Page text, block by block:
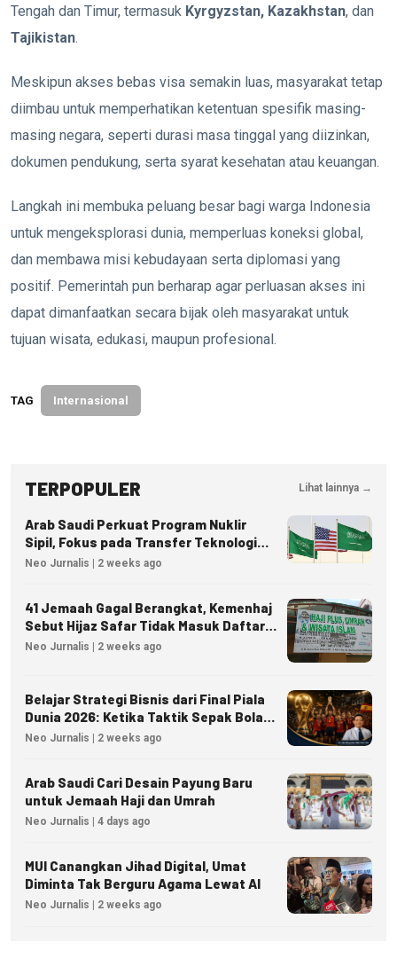
Tengah dan Timur, termasuk Kyrgyzstan, Kazakhstan, dan
Tajikistan.
Meskipun akses bebas visa semakin luas, masyarakat tetap
diimbau untuk memperhatikan ketentuan spesifik masing-
masing negara, seperti durasi masa tinggal yang diizinkan,
dokumen pendukung, serta syarat kesehatan atau keuangan.
Langkah ini membuka peluang besar bagi warga Indonesia
untuk mengeksplorasi dunia, memperluas koneksi global,
dan membawa misi kebudayaan serta diplomasi yang
positif. Pemerintah pun berharap agar perluasan akses ini
dapat dimanfaatkan secara bijak oleh masyarakat untuk
tujuan wisata, edukasi, maupun profesional.
TAG Internasional
TERPOPULER Lihat lainnya →
Arab Saudi Perkuat Program Nuklir
Sipil, Fokus pada Transfer Teknologi
dan Kedaulatan Energi
Neo Jurnalis | 2 weeks ago
41 Jemaah Gagal Berangkat, Kemenhaj
Sebut Hijaz Safar Tidak Masuk Daftar
Resmi PPIU
Neo Jurnalis | 2 weeks ago
Belajar Strategi Bisnis dari Final Piala
Dunia 2026: Ketika Taktik Sepak Bola
Menjadi Inspirasi Kesuksesan Bisnis
Neo Jurnalis | 2 weeks ago
Arab Saudi Cari Desain Payung Baru
untuk Jemaah Haji dan Umrah
Neo Jurnalis | 4 days ago
MUI Canangkan Jihad Digital, Umat
Diminta Tak Berguru Agama Lewat AI
Neo Jurnalis | 2 weeks ago